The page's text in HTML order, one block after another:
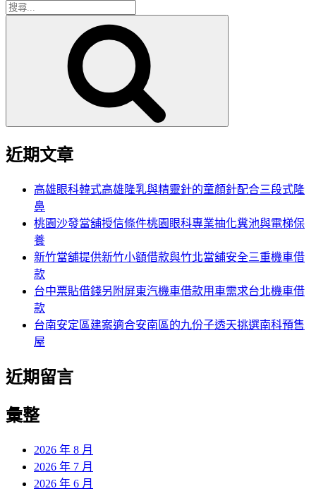
搜
近期文章
高雄眼科韓式高雄隆乳與精靈針的童顏針配合三段式隆
鼻
桃園沙發當舖授信條件桃園眼科專業抽化糞池與電梯保
養
新竹當舖提供新竹小額借款與竹北當舖安全三重機車借
款
台中票貼借錢另附屏東汽機車借款用車需求台北機車借
款
台南安定區建案適合安南區的九份子透天挑選南科預售
屋
近期留言
彙整
2026 年 8 月
2026 年 7 月
2026 年 6 月